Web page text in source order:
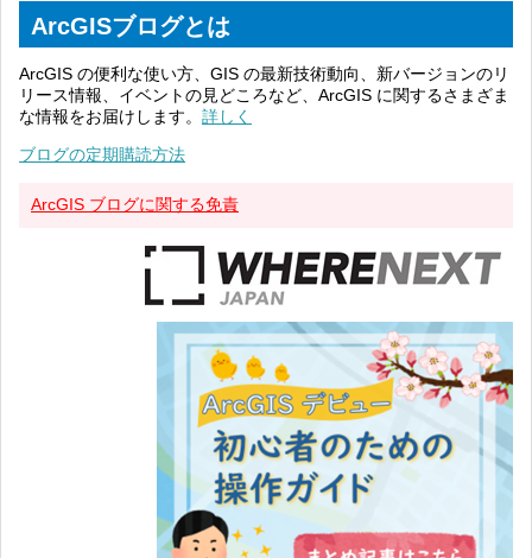
ArcGISブログとは
ArcGIS の便利な使い方、GIS の最新技術動向、新バージョンのリ
リース情報、イベントの見どころなど、ArcGIS に関するさまざま
な情報をお届けします。 詳しく
ブログの定期購読方法
ArcGIS ブログに関する免責